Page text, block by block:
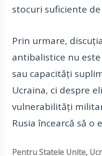
stocuri suficiente
Prin urmare,
antibalistice nu
sau capacități
Ucraina, ci despre
vulnerabilități
Rusia încearcă să o
Pentru Statele Unite,